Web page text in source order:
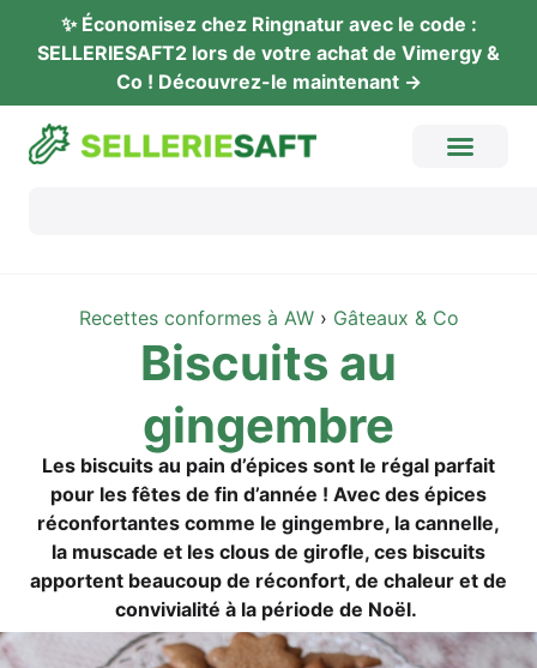
✨ Éco­no­mi­sez chez Ring­na­tur avec le code :
SELLERIESAFT2 lors de vot­re achat de Vimer­gy &
Co ! Décou­vrez-le maintenant →
Recet­tes con­for­mes à AW› Gâteaux & Co
Bis­cuits au
gingembre
Les bis­cuits au pain d’épi­ces sont le régal par­fait
pour les fêtes de fin d’an­née ! Avec des épi­ces
récon­fortan­tes com­me le ging­embre, la can­nel­le,
la mus­ca­de et les clous de girof­le, ces bis­cuits
apportent beau­coup de récon­fort, de chaleur et de
con­vi­via­li­té à la péri­ode de Noël.